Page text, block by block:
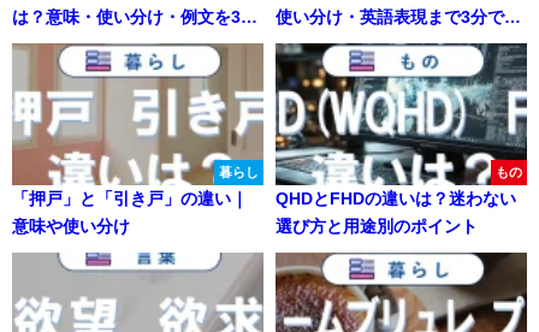
は？意味・使い分け・例文を3分
で解説
使い分け・英語表現まで3分でわ
かる例文解説
暮らし
「押戸」と「引き戸」の違い｜
意味や使い分け
もの
QHDとFHDの違いは？迷わない
選び方と用途別のポイント